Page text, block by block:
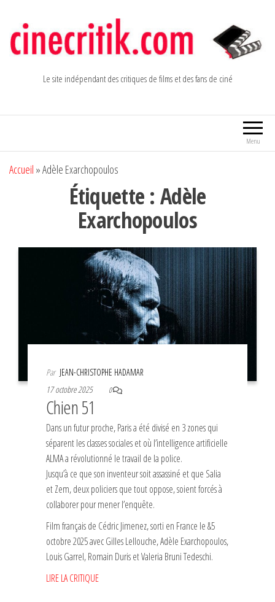
contenu
Le site indépendant des critiques de films et des fans de ciné
Menu
Accueil »Adèle Exarchopoulos
Étiquette : Adèle
Exarchopoulos
Par JEAN-CHRISTOPHE HADAMAR
17 octobre 2025
0
Chien 51
Dans un futur proche, Paris a été divisé en 3 zones qui
séparent les classes sociales et où l’intelligence artificielle
ALMA a révolutionné le travail de la police.
Jusqu’à ce que son inventeur soit assassiné et que Salia
et Zem, deux policiers que tout oppose, soient forcés à
collaborer pour mener l’enquête.
Film français de Cédric Jimenez, sorti en France le &5
octobre 2025 avec Gilles Lellouche, Adèle Exarchopoulos,
Louis Garrel, Romain Duris et Valeria Bruni Tedeschi.
LIRE LA CRITIQUE